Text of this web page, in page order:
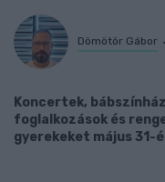
Dömötör Gábor
Koncertek,
foglalkozások és
gyerekeket május 31-